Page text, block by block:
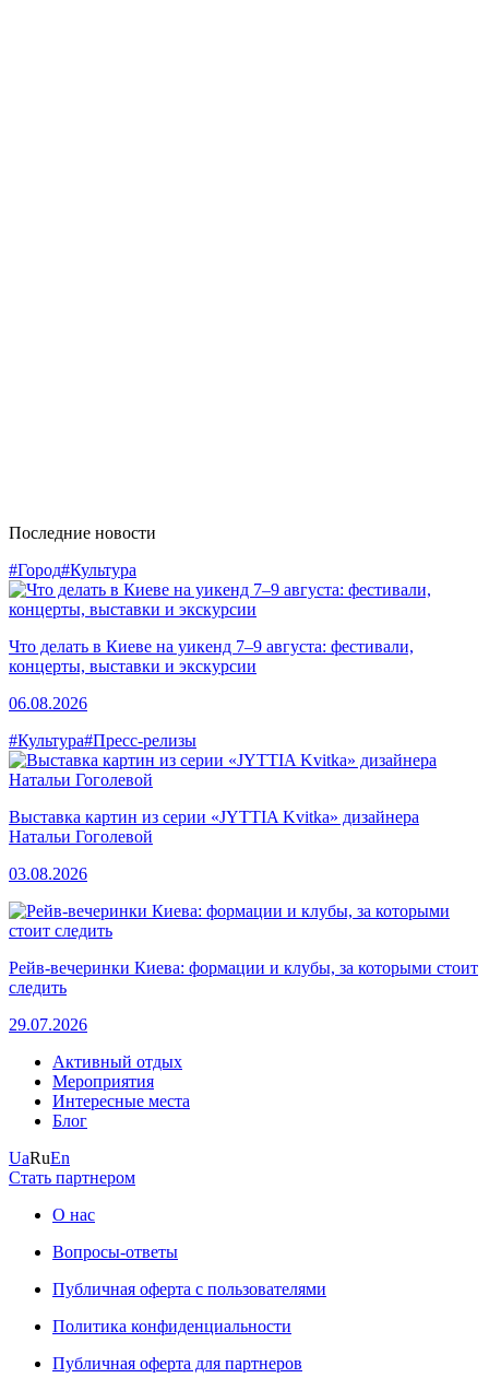
Последние новости
#Город#Культура
Что делать в Киеве на уикенд 7–9 августа: фестивали,
концерты, выставки и экскурсии
06.08.2026
#Культура#Пресс-релизы
Выставка картин из серии «JYTTIA Kvitka» дизайнера
Натальи Гоголевой
03.08.2026
Рейв-вечеринки Киева: формации и клубы, за которыми стоит
следить
29.07.2026
Активный отдых
Мероприятия
Интересные места
Блог
UaRuEn
Стать партнером
О нас
Вопросы-ответы
Публичная оферта с пользователями
Политика конфиденциальности
Публичная оферта для партнеров